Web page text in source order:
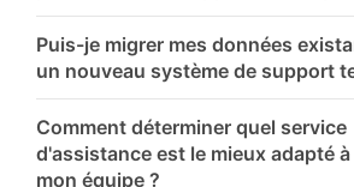
Puis-je migrer mes données
un nouveau système de support
Comment déterminer quel service
d'assistance est le mieux adapté
mon équipe ?